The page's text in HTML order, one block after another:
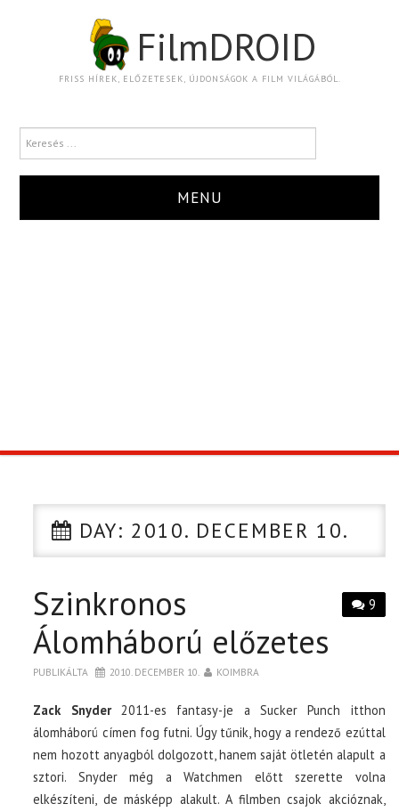
FilmDROID
FRISS HÍREK, ELŐZETESEK, ÚJDONSÁGOK A FILM VILÁGÁBÓL.
MENU
CIKK
PÓLÓ RENDELÉS
DAY: 2010. DECEMBER 10.
9
Szinkronos
Álomháború előzetes
PUBLIKÁLTA 2010. DECEMBER 10. KOIMBRA
Zack Snyder2011-es fantasy-je a Sucker Punch itthon
álomháború címen fog futni. Úgy tűnik, hogy a rendező ezúttal
nem hozott anyagból dolgozott, hanem saját ötletén alapult a
sztori. Snyder még a Watchmen előtt szerette volna
elkészíteni, de másképp alakult. A filmben csajok akcióznak,